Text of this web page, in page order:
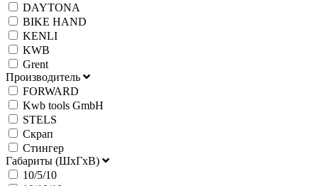
DAYTONA
BIKE HAND
KENLI
KWB
Grent
Производитель
FORWARD
Kwb tools GmbH
STELS
Скрап
Стингер
Габариты (ШхГхВ)
10/5/10